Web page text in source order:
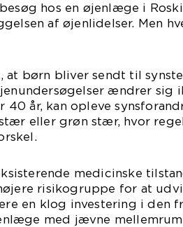
hos en øjenlæge i
af øjenlidelser. Men
børn bliver sendt til
ændrer sig
40 år, kan opleve
eller grøn stær, hvor
medicinske
risikogruppe for at
en klog investering i den
med jævne